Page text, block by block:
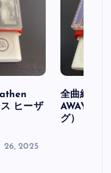
ヒーザ
26, 2025
全曲紹介
AWAY」
グ）